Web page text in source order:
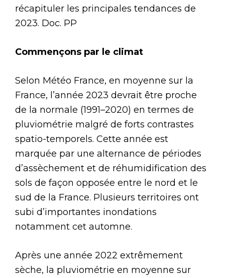
récapituler les principales tendances de
2023. Doc. PP
Commençons par le climat
Selon Météo France, en moyenne sur la
France, l’année 2023 devrait être proche
de la normale (1991–2020) en termes de
pluviométrie malgré de forts contrastes
spatio-temporels. Cette année est
marquée par une alternance de périodes
d’assèchement et de réhumidification des
sols de façon opposée entre le nord et le
sud de la France. Plusieurs territoires ont
subi d’importantes inondations
notamment cet automne.
Après une année 2022 extrêmement
sèche, la pluviométrie en moyenne sur